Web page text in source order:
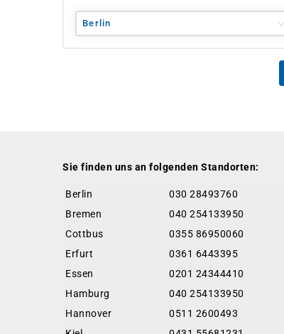
Berlin
Sie finden uns an folgenden Standorten:
Berlin
030 28493760
Bremen
040 254133950
Cottbus
0355 86950060
Erfurt
0361 6443395
Essen
0201 24344410
Hamburg
040 254133950
Hannover
0511 2600493